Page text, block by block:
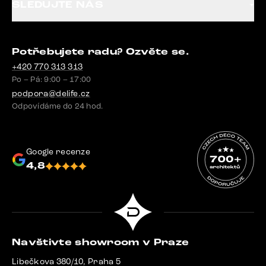
Potřebujete radu? Ozvěte se.
+420 770 313 313
Po – Pá: 9:00 – 17:00
podpora@delife.cz
Odpovídáme do 24 hod.
Google recenze
4,8
Navštivte showroom v Praze
Libečkova 380/10, Praha 5